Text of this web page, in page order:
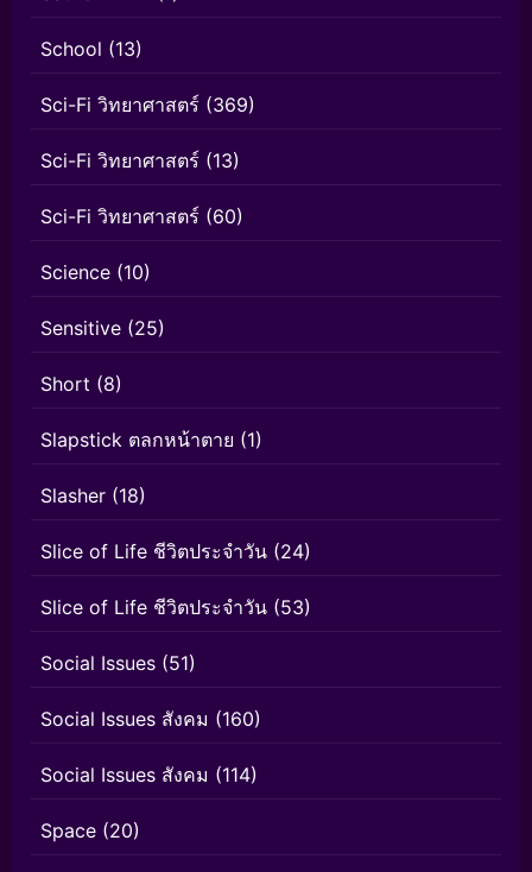
School (13)
Sci-Fi วิทยาศาสตร์ (369)
Sci-Fi วิทยาศาสตร์ (13)
Sci-Fi วิทยาศาสตร์ (60)
Science (10)
Sensitive (25)
Short (8)
Slapstick ตลกหน้าตาย (1)
Slasher (18)
Slice of Life ชีวิตประจำวัน (24)
Slice of Life ชีวิตประจำวัน (53)
Social Issues (51)
Social Issues สังคม (160)
Social Issues สังคม (114)
Space (20)